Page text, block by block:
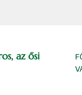
az ősi